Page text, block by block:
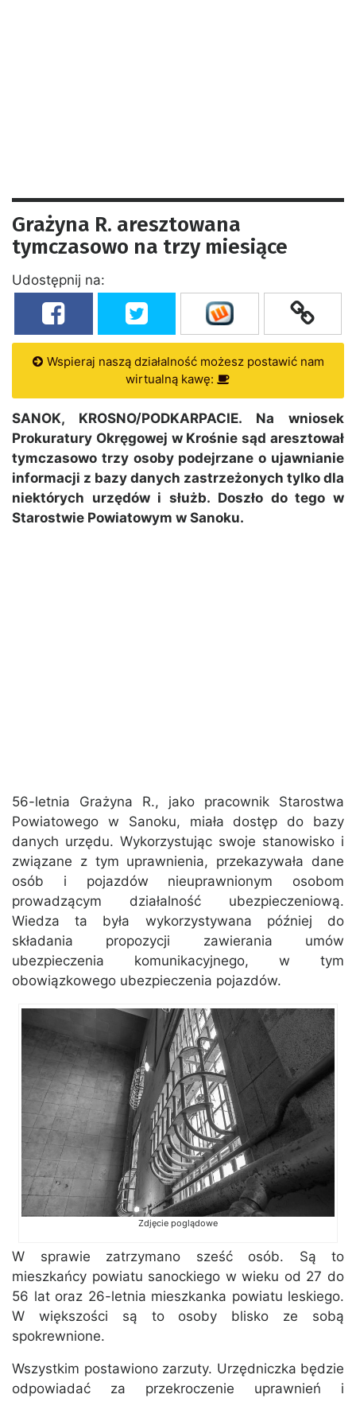
Grażyna R. aresztowana
tymczasowo na trzy miesiące
Udostępnij na:
Wspieraj naszą działalność możesz postawić nam
wirtualną kawę:
SANOK, KROSNO/PODKARPACIE. Na wniosek
Prokuratury Okręgowej w Krośnie sąd aresztował
tymczasowo trzy osoby podejrzane o ujawnianie
informacji z bazy danych zastrzeżonych tylko dla
niektórych urzędów i służb. Doszło do tego w
Starostwie Powiatowym w Sanoku.
56-letnia Grażyna R., jako pracownik Starostwa
Powiatowego w Sanoku, miała dostęp do bazy
danych urzędu. Wykorzystując swoje stanowisko i
związane z tym uprawnienia, przekazywała dane
osób i pojazdów nieuprawnionym osobom
prowadzącym działalność ubezpieczeniową.
Wiedza ta była wykorzystywana później do
składania propozycji zawierania umów
ubezpieczenia komunikacyjnego, w tym
obowiązkowego ubezpieczenia pojazdów.
Zdjęcie poglądowe
W sprawie zatrzymano sześć osób. Są to
mieszkańcy powiatu sanockiego w wieku od 27 do
56 lat oraz 26-letnia mieszkanka powiatu leskiego.
W większości są to osoby blisko ze sobą
spokrewnione.
Wszystkim postawiono zarzuty. Urzędniczka będzie
odpowiadać za przekroczenie uprawnień i